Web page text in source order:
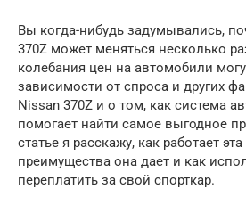
Вы когда-нибудь задумывались,
370Z может меняться несколько
колебания цен на автомобили
зависимости от спроса и других
Nissan 370Z и о том, как система
помогает найти самое выгодное
статье я расскажу, как работает
преимущества она дает и как
переплатить за свой спорткар.